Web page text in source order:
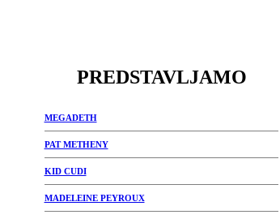
PREDSTAVLJAMO
MEGADETH
PAT METHENY
KID CUDI
MADELEINE PEYROUX